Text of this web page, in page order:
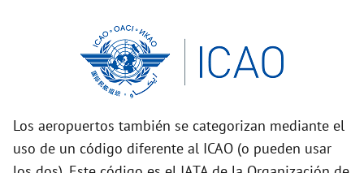
Los aeropuertos también se categorizan mediante el
uso de un código diferente al ICAO (o pueden usar